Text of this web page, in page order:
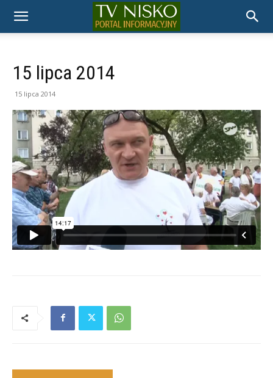
TELEWIZJA
NISKO
15 lipca 2014
15 lipca 2014